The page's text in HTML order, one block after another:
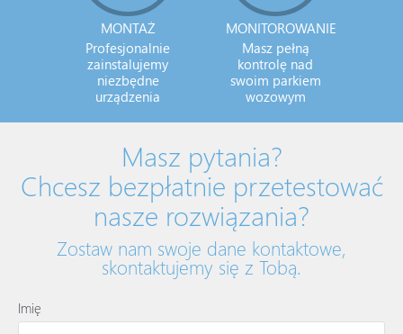
MONTAŻ
Profesjonalnie
zainstalujemy
niezbędne
urządzenia
MONITOROWANIE
Masz pełną
kontrolę nad
swoim parkiem
wozowym
Masz pytania?
Chcesz bezpłatnie przetestować
nasze rozwiązania?
Zostaw nam swoje dane kontaktowe,
skontaktujemy się z Tobą.
Imię